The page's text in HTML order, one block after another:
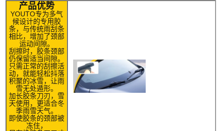
产品优势
YOUTO专为多气
候设计的专用胶
条，与传统雨刮条
相比，增加了颈部
运动间隙。
刮擦时，胶条颈部
仍保留适当间隙。
只需正常的刮擦活
动，就能轻松抖落
积聚的冰雪，让雨
雪无处遁形。
加长胶条刀刃，雪
天使用，更适合冬
季雨雪天气。
即使胶条的颈部被
冻住，